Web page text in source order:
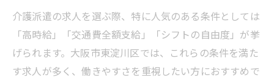
介護派遣の求人を選ぶ際、特に人気のある条件としては
「高時給」「交通費全額支給」「シフトの自由度」が挙
げられます。大阪市東淀川区では、これらの条件を満た
す求人が多く、働きやすさを重視したい方におすすめで